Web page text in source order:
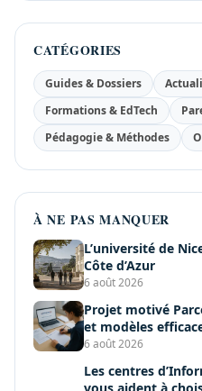
CATÉGORIES
Guides & Dossiers
Formations & EdTech
Pédagogie & Méthodes
À NE PAS MANQUER
L’université de
Côte d’Azur
6 août 2026
Projet motivé
et modèles
6 août 2026
Les centres